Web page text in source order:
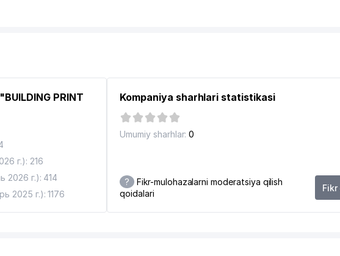
TADBIRKOR
BANK
MULK SHIRKATI
PRINT
г.): 216
2026 г.): 414
2025 г.): 1176
Kompaniya sharhlari statistikasi
Umumiy sharhlar: 0
?
Fikr-mulohazalarni moderatsiya qilish
qoidalari